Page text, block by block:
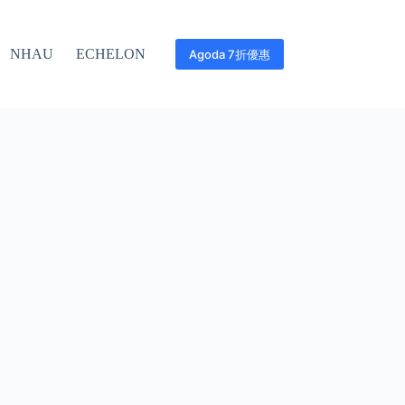
NHAU ECHELON Agoda 7折優惠